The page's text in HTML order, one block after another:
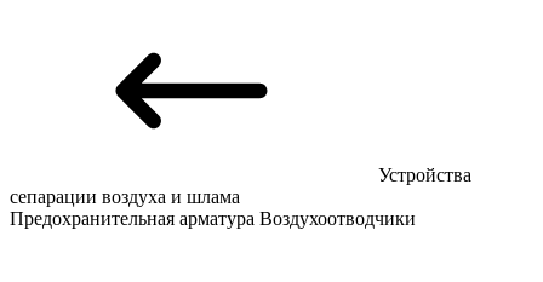
Устройства
сепарации воздуха и шлама
Предохранительная арматура Воздухоотводчики